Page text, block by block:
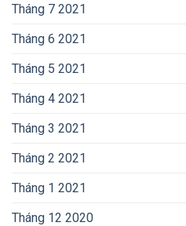
Tháng 7 2021
Tháng 6 2021
Tháng 5 2021
Tháng 4 2021
Tháng 3 2021
Tháng 2 2021
Tháng 1 2021
Tháng 12 2020